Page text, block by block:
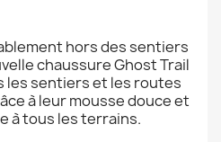
hors des sentiers
chaussure Ghost Trail
les sentiers et les routes
à leur mousse douce et
à tous les terrains.